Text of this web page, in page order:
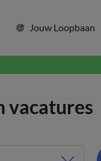
Jouw Loopbaan
vacatures